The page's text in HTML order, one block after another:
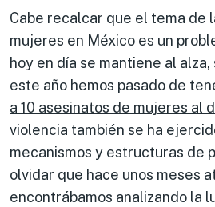
Cabe recalcar que el tema de
mujeres en México es un
hoy en día se mantiene al
este año hemos pasado de
a 10 asesinatos de mujeres al
violencia también se ha
mecanismos y estructuras de
olvidar que hace unos meses
encontrábamos analizando la